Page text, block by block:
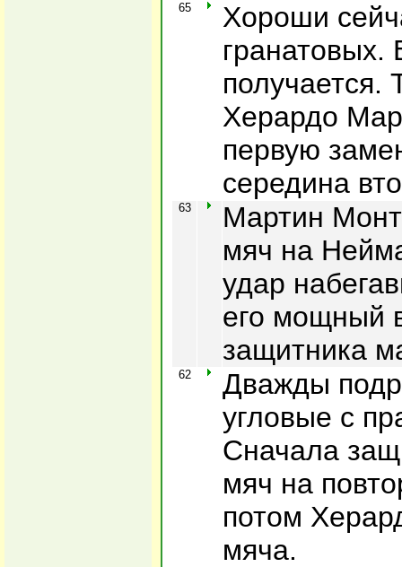
65
Хороши
гранатовых.
Херардо
первую
середина
63
Мартин
мяч на
удар
его мощный
защитника
62
Дважды
угловые с
Сначала
мяч на
потом
мяча.